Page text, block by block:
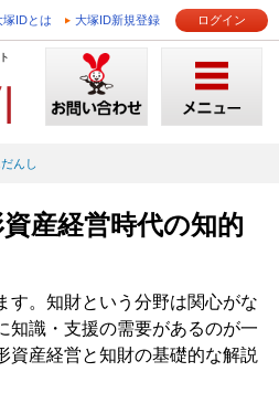
塚IDとは 大塚ID新規登録 ログイン
んし
資産経営時代の知的
す。知財という分野は関心がな
知識・支援の需要があるのが一
資産経営と知財の基礎的な解説